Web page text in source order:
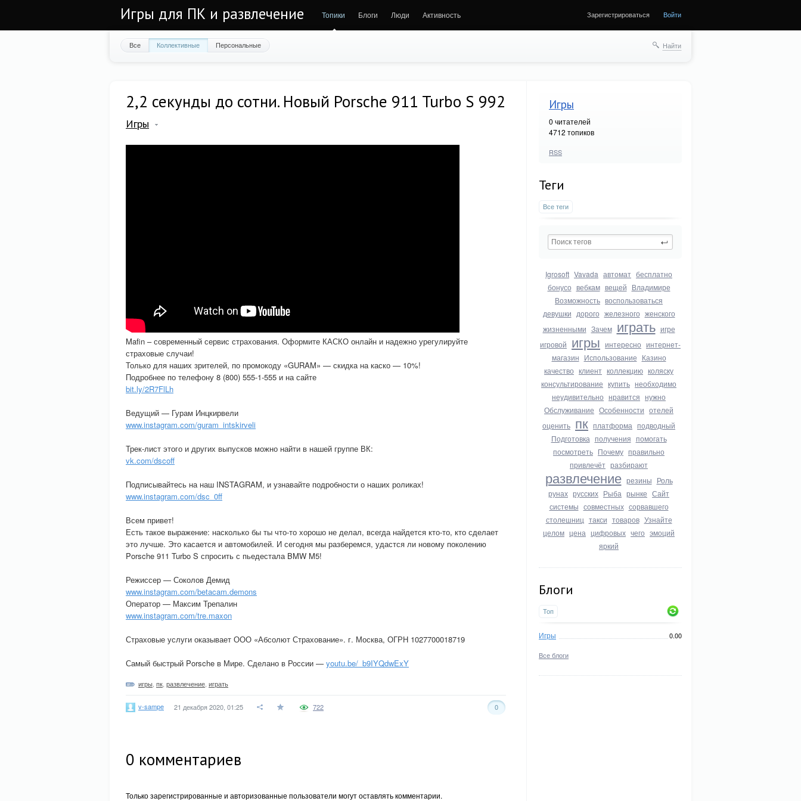
Игры для ПК и развлечение Топики Блоги Люди Активность Зарегистрироваться Войти
Все Коллективные Персональные Найти
Игры
0 читателей
4712 топиков
RSS
Теги
Все теги
Igrosoft Vavada автомат бесплатно
бонусо вебкам вещей Владимире
Возможность воспользоваться
девушки дорого железного женского
жизненными Зачем играть игре
игровой игры интересно интернет-
магазин Использование Казино
качество клиент коллекцию коляску
консультирование купить необходимо
неудивительно нравится нужно
Обслуживание Особенности отелей
оценить пк платформа подводный
Подготовка получения помогать
посмотреть Почему правильно
привлечёт разбирают
развлечение резины Роль
рунах русских Рыба рынке Сайт
системы совместных сорвавшего
столешниц такси товаров Узнайте
целом цена цифровых чего эмоций
яркий
Блоги
Топ
Игры 0.00
Все блоги
2,2 секунды до сотни. Новый Porsche 911 Turbo S 992
Игры
Mafin – современный сервис страхования. Оформите КАСКО онлайн и надежно урегулируйте
страховые случаи!
Только для наших зрителей, по промокоду «GURAM» — скидка на каско — 10%!
Подробнее по телефону 8 (800) 555-1-555 и на сайте
bit.ly/2R7FlLh
Ведущий — Гурам Инцкирвели
www.instagram.com/guram_intskirveli
Трек-лист этого и других выпусков можно найти в нашей группе ВК:
vk.com/dscoff
Подписывайтесь на наш INSTAGRAM, и узнавайте подробности о наших роликах!
www.instagram.com/dsc_0ff
Всем привет!
Есть такое выражение: насколько бы ты что-то хорошо не делал, всегда найдется кто-то, кто сделает
это лучше. Это касается и автомобилей. И сегодня мы разберемся, удастся ли новому поколению
Porsche 911 Turbo S спросить с пьедестала BMW M5!
Режиссер — Соколов Демид
www.instagram.com/betacam.demons
Оператор — Максим Трепалин
www.instagram.com/tre.maxon
Страховые услуги оказывает ООО «Абсолют Страхование». г. Москва, ОГРН 1027700018719
Самый быстрый Porsche в Мире. Сделано в России — youtu.be/_b9IYQdwExY
игры пк развлечение играть
v-sampe 21 декабря 2020, 01:25 0
722
0 комментариев
Только зарегистрированные и авторизованные пользователи могут оставлять комментарии.